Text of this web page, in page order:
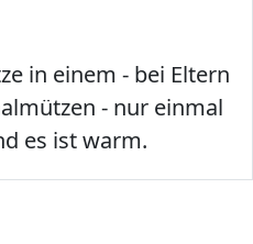
in einem - bei Eltern
- nur einmal
es ist warm.